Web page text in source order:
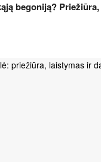
begoniją?